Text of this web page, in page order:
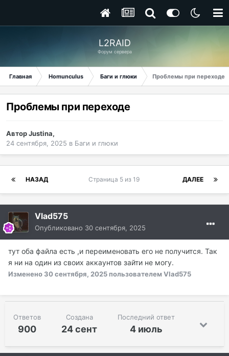
L2RAID
Форум сервера
Главная Homunculus Баги и глюки Проблемы при переходе
Проблемы при переходе
АвторJustina,
24 сентября, 2025 в Баги и глюки
НАЗАД ДАЛЕЕ
Страница 5 из 19
Vlad575
Опубликовано 30 сентября, 2025
тут оба файла есть ,и переименовать его не получится. Так
я ни на один из своих аккаунтов зайти не могу.
Изменено 30 сентября, 2025пользователем Vlad575
Ответов
900
Создана
24 сент
Последний ответ
4 июль